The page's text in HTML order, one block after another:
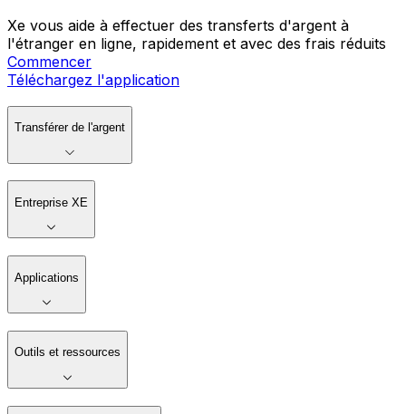
Xe vous aide à effectuer des transferts d'argent à
l'étranger en ligne, rapidement et avec des frais réduits
Commencer
Téléchargez l'application
Transférer de l'argent
Entreprise XE
Applications
Outils et ressources